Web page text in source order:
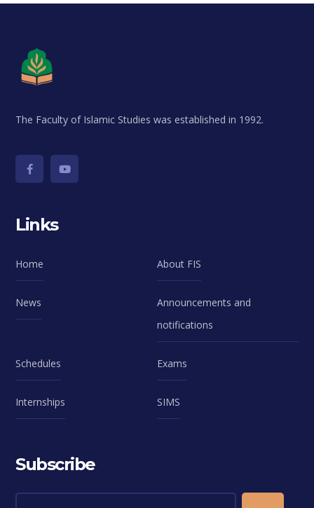
The Faculty of Islamic Studies was established in 1992.
Links
Home About FIS
News
Announcements and
notifications
Schedules Exams
Internships SIMS
Subscribe